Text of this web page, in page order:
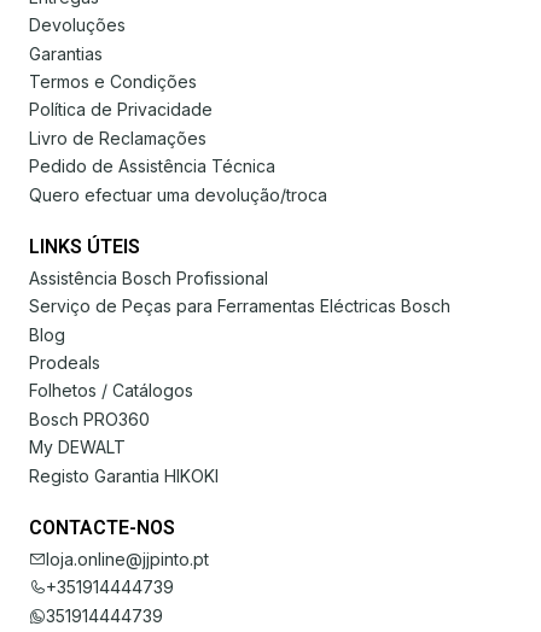
Devoluções
Garantias
Termos e Condições
Política de Privacidade
Livro de Reclamações
Pedido de Assistência Técnica
Quero efectuar uma devolução/troca
LINKS ÚTEIS
Assistência Bosch Profissional
Serviço de Peças para Ferramentas Eléctricas Bosch
Blog
Prodeals
Folhetos / Catálogos
Bosch PRO360
My DEWALT
Registo Garantia HIKOKI
CONTACTE-NOS
loja.online@jjpinto.pt
+351914444739
351914444739